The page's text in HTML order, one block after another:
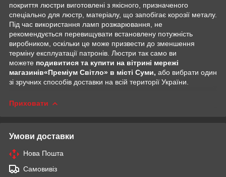
покриття люстри виготовлені з якісного, призначеного
спеціально для люстр, матеріалу, що запобігає корозії металу.
Під час використання ламп розжарювання, не
рекомендується перевищувати встановлену потужність
виробником, оскільки це може призвести до зменшення
терміну експлуатації патронів. Люстри так само ви
можете подивитися та купити на вітрині мережі
магазинів«Преміум Світло» в місті Суми, або вибрати один
зі зручних способів доставки на всій території України.
Приховати
Умови доставки
Нова Пошта
Самовивіз